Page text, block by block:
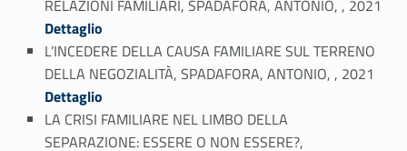
RELAZIONI FAMILIARI, SPADAFORA, ANTONIO, , 2021
Dettaglio
L’INCEDERE DELLA CAUSA FAMILIARE SUL TERRENO
DELLA NEGOZIALITÀ, SPADAFORA, ANTONIO, , 2021
Dettaglio
LA CRISI FAMILIARE NEL LIMBO DELLA
SEPARAZIONE: ESSERE O NON ESSERE?,